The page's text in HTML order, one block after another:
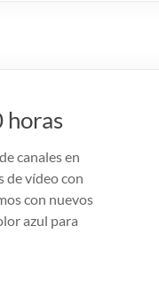
horas
canales en
de vídeo con
con nuevos
azul para